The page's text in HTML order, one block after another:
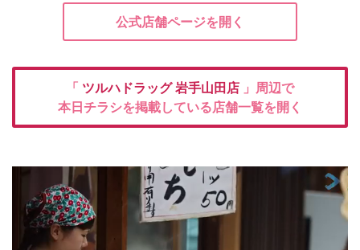
公式店舗ページを開く
「 ツルハドラッグ岩手山田店 」周辺で
本日チラシを掲載している店舗一覧を開く